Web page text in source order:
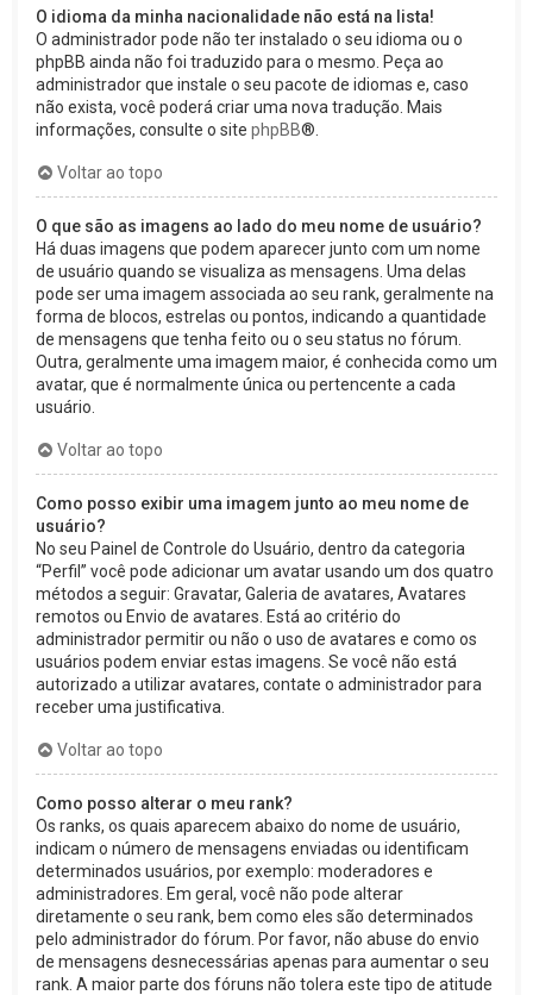
O idioma da minha nacionalidade não está na lista!
O administrador pode não ter instalado o seu idioma ou o
phpBB ainda não foi traduzido para o mesmo. Peça ao
administrador que instale o seu pacote de idiomas e, caso
não exista, você poderá criar uma nova tradução. Mais
informações, consulte o site phpBB®.
Voltar ao topo
O que são as imagens ao lado do meu nome de usuário?
Há duas imagens que podem aparecer junto com um nome
de usuário quando se visualiza as mensagens. Uma delas
pode ser uma imagem associada ao seu rank, geralmente na
forma de blocos, estrelas ou pontos, indicando a quantidade
de mensagens que tenha feito ou o seu status no fórum.
Outra, geralmente uma imagem maior, é conhecida como um
avatar, que é normalmente única ou pertencente a cada
usuário.
Voltar ao topo
Como posso exibir uma imagem junto ao meu nome de
usuário?
No seu Painel de Controle do Usuário, dentro da categoria
“Perfil” você pode adicionar um avatar usando um dos quatro
métodos a seguir: Gravatar, Galeria de avatares, Avatares
remotos ou Envio de avatares. Está ao critério do
administrador permitir ou não o uso de avatares e como os
usuários podem enviar estas imagens. Se você não está
autorizado a utilizar avatares, contate o administrador para
receber uma justificativa.
Voltar ao topo
Como posso alterar o meu rank?
Os ranks, os quais aparecem abaixo do nome de usuário,
indicam o número de mensagens enviadas ou identificam
determinados usuários, por exemplo: moderadores e
administradores. Em geral, você não pode alterar
diretamente o seu rank, bem como eles são determinados
pelo administrador do fórum. Por favor, não abuse do envio
de mensagens desnecessárias apenas para aumentar o seu
rank. A maior parte dos fóruns não tolera este tipo de atitude